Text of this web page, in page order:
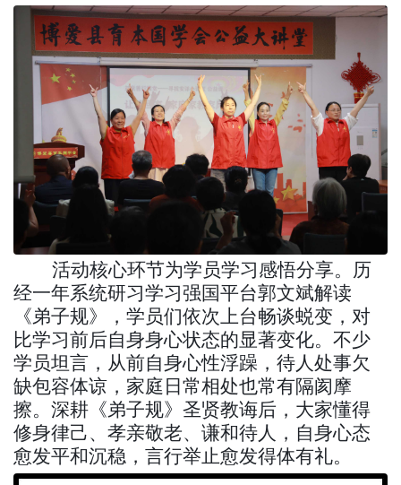
活动核心环节为学员学习感悟分享。历
经一年系统研习学习强国平台郭文斌解读
《弟子规》
，学员们依次上台畅谈蜕变，对
比学习前后自身身心状态的显著变化。不少
学员坦言，从前自身心性浮躁，待人处事欠
缺包容体谅，家庭日常相处也常有隔阂摩
擦。深耕《弟子规》圣贤教诲后，大家懂得
修身律己、孝亲敬老、谦和待人，自身心态
愈发平和沉稳，言行举止愈发得体有礼。